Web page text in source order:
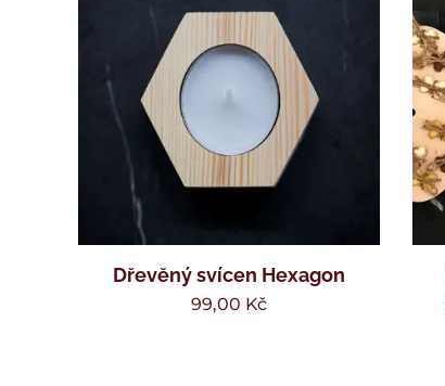
Dřevěný svícen Hexagon
99,00 Kč